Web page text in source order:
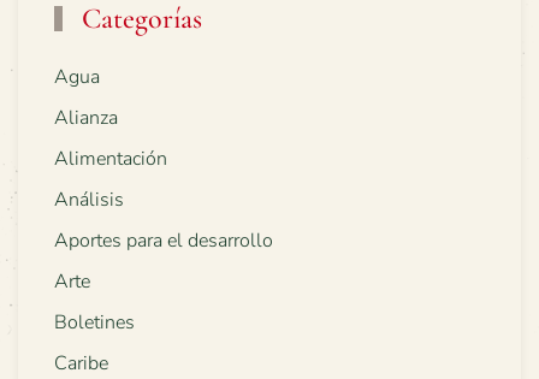
Categorías
Agua
Alianza
Alimentación
Análisis
Aportes para el desarrollo
Arte
Boletines
Caribe